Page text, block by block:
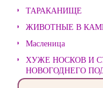
ТАРАКАНИЩЕ
ЖИВОТНЫЕ В
Масленица
ХУЖЕ НОСКОВ И
НОВОГОДНЕГО